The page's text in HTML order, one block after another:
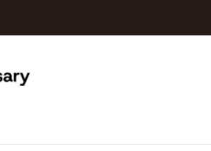
WG13s TANTO